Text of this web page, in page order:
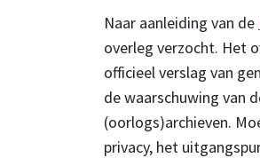
Naar aanleiding van de
overleg verzocht. Het
officieel verslag van
de waarschuwing van
(oorlogs)archieven.
privacy, het